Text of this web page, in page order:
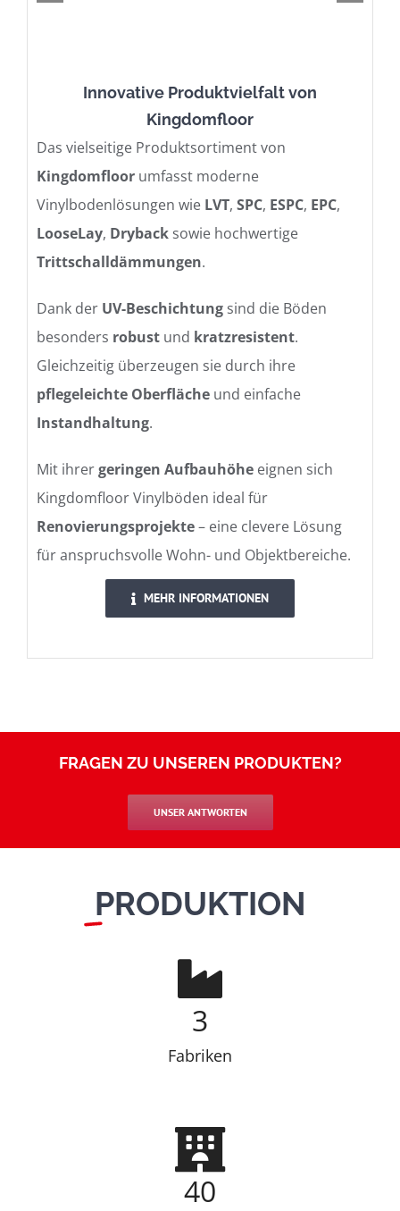
Innovative Produktvielfalt von
Kingdomfloor
Das vielseitige Produktsortiment von
Kingdomfloor umfasst moderne
Vinylbodenlösungen wie LVT, SPC, ESPC, EPC,
LooseLay, Dryback sowie hochwertige
Trittschalldämmungen.
Dank der UV-Beschichtung sind die Böden
besonders robust und kratzresistent.
Gleichzeitig überzeugen sie durch ihre
pflegeleichte Oberfläche und einfache
Instandhaltung.
Mit ihrergeringen Aufbauhöhe eignen sich
Kingdomfloor Vinylböden ideal für
Renovierungsprojekte– eine clevere Lösung
für anspruchsvolle Wohn- und Objektbereiche.
MEHR INFORMATIONEN
FRAGEN ZU UNSEREN PRODUKTEN?
UNSER ANTWORTEN
PRODUKTION
3
Fabriken
40